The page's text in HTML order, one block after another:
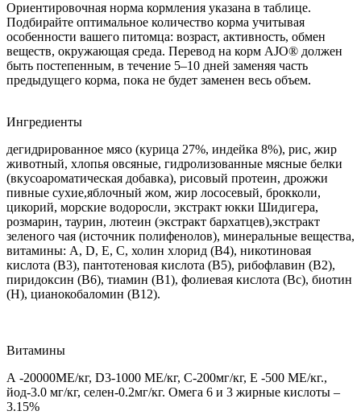
Ориентировочная норма кормления указана в таблице.
Подбирайте оптимальное количество корма учитывая
особенности вашего питомца: возраст, активность, обмен
веществ, окружающая среда. Перевод на корм AJO® должен
быть постепенным, в течение 5–10 дней заменяя часть
предыдущего корма, пока не будет заменен весь объем.
Ингредиенты
дегидрированное мясо (курица 27%, индейка 8%), рис, жир
животный, хлопья овсяные, гидролизованные мясные белки
(вкусоароматическая добавка), рисовый протеин, дрожжи
пивные сухие,яблочный жом, жир лососевый, брокколи,
цикорий, морские водоросли, экстракт юкки Шидигера,
розмарин, таурин, лютеин (экстракт бархатцев),экстракт
зеленого чая (источник полифенолов), минеральные вещества,
витамины: А, D, Е, С, холин хлорид (В4), никотиновая
кислота (В3), пантотеновая кислота (В5), рибофлавин (В2),
пиридоксин (В6), тиамин (В1), фолиевая кислота (Вc), биотин
(Н), цианокобаломин (В12).
Витамины
А -20000МЕ/кг, D3-1000 МЕ/кг, С-200мг/кг, Е -500 МЕ/кг.,
йод-3.0 мг/кг, селен-0.2мг/кг. Омега 6 и 3 жирные кислоты –
3.15%